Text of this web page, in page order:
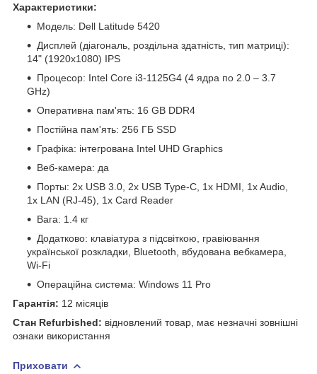
Характеристики:
Модель: Dell Latitude 5420
Дисплей (діагональ, роздільна здатність, тип матриці):
14" (1920x1080) IPS
Процесор: Intel Core i3-1125G4 (4 ядра по 2.0 – 3.7
GHz)
Оперативна пам'ять: 16 GB DDR4
Постійна пам'ять: 256 ГБ SSD
Графіка: інтегрована Intel UHD Graphics
Веб-камера: да
Порты: 2x USB 3.0, 2x USB Type-C, 1x HDMI, 1x Audio,
1x LAN (RJ-45), 1x Card Reader
Вага: 1.4 кг
Додатково: клавіатура з підсвіткою, гравіювання
української розкладки, Bluetooth, вбудована вебкамера,
Wi-Fi
Операційна система: Windows 11 Pro
Гарантія: 12 місяців
Стан Refurbished: відновлений товар, має незначні зовнішні
ознаки використання
Приховати